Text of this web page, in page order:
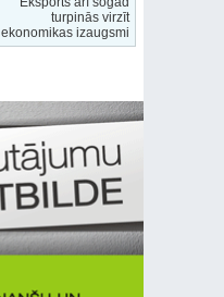
turpinās virzīt
ekonomikas izaugsmi